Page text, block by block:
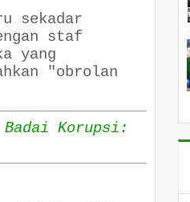
sekadar
staf
yang
"obrolan
Badai Korupsi: